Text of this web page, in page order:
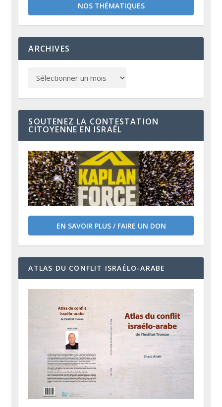
NOS THÉMATIQUES
ARCHIVES
SOUTENEZ LA CONTESTATION
CITOYENNE EN ISRAËL
EN SAVOIR PLUS / FAIRE UN DON
ATLAS DU CONFLIT ISRAÉLO-ARABE